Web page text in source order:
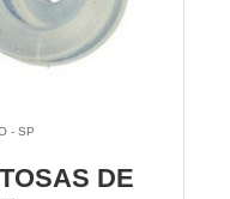
- SP
DE